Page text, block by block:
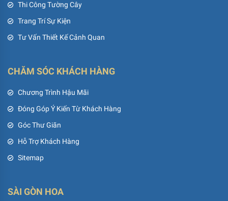
Thi Công Tường Cây
Trang Trí Sự Kiện
Tư Vấn Thiết Kế Cảnh Quan
CHĂM SÓC KHÁCH HÀNG
Chương Trình Hậu Mãi
Đóng Góp Ý Kiến Từ Khách Hàng
Góc Thư Giãn
Hỗ Trợ Khách Hàng
Sitemap
SÀI GÒN HOA